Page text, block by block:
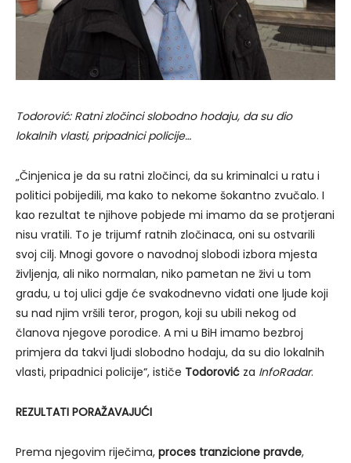
Todorović: Ratni zločinci slobodno hodaju, da su dio
lokalnih vlasti, pripadnici policije…
„Činjenica je da su ratni zločinci, da su kriminalci u ratu i
politici pobijedili, ma kako to nekome šokantno zvučalo. I
kao rezultat te njihove pobjede mi imamo da se protjerani
nisu vratili. To je trijumf ratnih zločinaca, oni su ostvarili
svoj cilj. Mnogi govore o navodnoj slobodi izbora mjesta
življenja, ali niko normalan, niko pametan ne živi u tom
gradu, u toj ulici gdje će svakodnevno viđati one ljude koji
su nad njim vršili teror, progon, koji su ubili nekog od
članova njegove porodice. A mi u BiH imamo bezbroj
primjera da takvi ljudi slobodno hodaju, da su dio lokalnih
vlasti, pripadnici policije“, ističe Todorović za InfoRadar.
REZULTATI PORAŽAVAJUĆI
Prema njegovim riječima, proces tranzicione pravde,